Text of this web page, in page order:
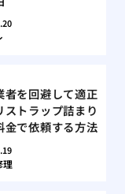
者を回避して適正
ストラップ詰まり
金で依頼する方法
理